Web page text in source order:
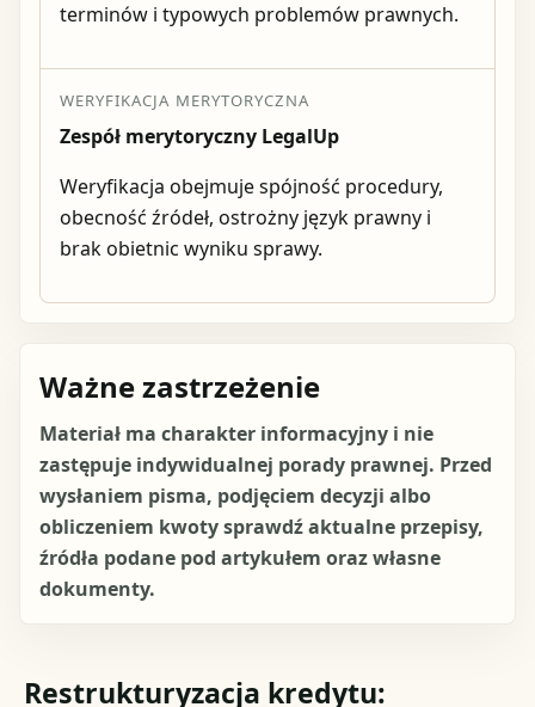
terminów i typowych problemów prawnych.
WERYFIKACJA MERYTORYCZNA
Zespół merytoryczny LegalUp
Weryfikacja obejmuje spójność procedury,
obecność źródeł, ostrożny język prawny i
brak obietnic wyniku sprawy.
Ważne zastrzeżenie
Materiał ma charakter informacyjny i nie
zastępuje indywidualnej porady prawnej. Przed
wysłaniem pisma, podjęciem decyzji albo
obliczeniem kwoty sprawdź aktualne przepisy,
źródła podane pod artykułem oraz własne
dokumenty.
Restrukturyzacja kredytu: